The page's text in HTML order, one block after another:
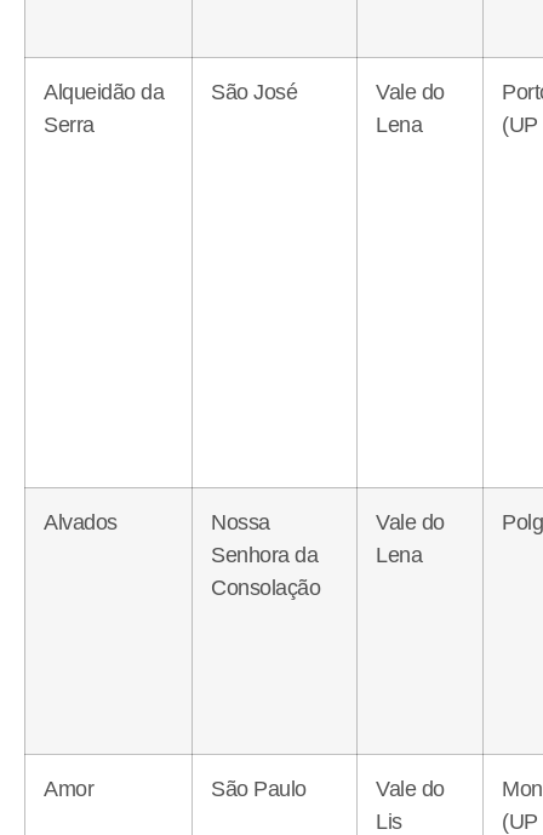
Alqueidão da
Serra
São José
Vale do
Lena
(UP
Alvados
Nossa
Senhora da
Consolação
Vale do
Lena
Amor São Paulo
Vale do
Lis
(UP